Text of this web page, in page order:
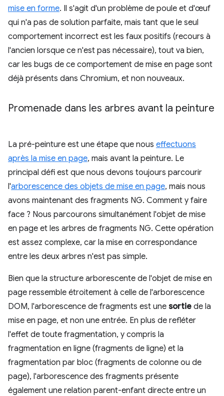
mise en forme. Il s'agit d'un problème de poule et d'œuf
qui n'a pas de solution parfaite, mais tant que le seul
comportement incorrect est les faux positifs (recours à
l'ancien lorsque ce n'est pas nécessaire), tout va bien,
car les bugs de ce comportement de mise en page sont
déjà présents dans Chromium, et non nouveaux.
Promenade dans les arbres avant la peinture
La pré-peinture est une étape que nous effectuons
après la mise en page, mais avant la peinture. Le
principal défi est que nous devons toujours parcourir
l'arborescence des objets de mise en page, mais nous
avons maintenant des fragments NG. Comment y faire
face ? Nous parcourons simultanément l'objet de mise
en page et les arbres de fragments NG. Cette opération
est assez complexe, car la mise en correspondance
entre les deux arbres n'est pas simple.
Bien que la structure arborescente de l'objet de mise en
page ressemble étroitement à celle de l'arborescence
DOM, l'arborescence de fragments est une sortie de la
mise en page, et non une entrée. En plus de refléter
l'effet de toute fragmentation, y compris la
fragmentation en ligne (fragments de ligne) et la
fragmentation par bloc (fragments de colonne ou de
page), l'arborescence des fragments présente
également une relation parent-enfant directe entre un